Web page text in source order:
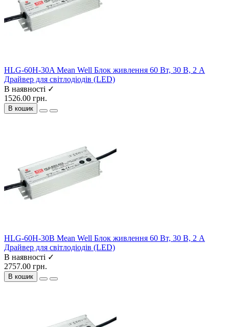
HLG-60H-30A Mean Well Блок живлення 60 Вт, 30 В, 2 А
Драйвер для світлодіодів (LED)
В наявності ✓
1526.00 грн.
В кошик
HLG-60H-30B Mean Well Блок живлення 60 Вт, 30 В, 2 А
Драйвер для світлодіодів (LED)
В наявності ✓
2757.00 грн.
В кошик